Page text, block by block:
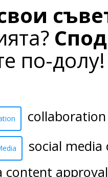
по-
social
content